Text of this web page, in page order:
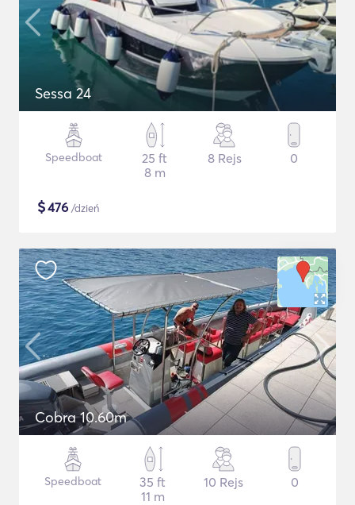
Sessa 24
Speedboat
25 ft
8 m
8 Rejs 0
$476 /dzień
Cobra 10.60m
Speedboat
35 ft
11 m
10 Rejs 0